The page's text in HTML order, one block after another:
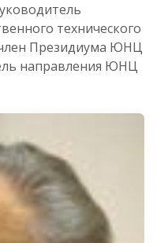
технического
Президиума ЮНЦ
направления ЮНЦ